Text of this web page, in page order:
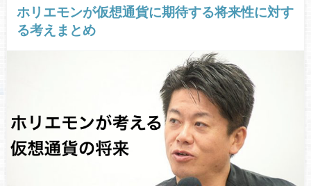
ホリエモンが仮想通貨に期待する将来性に対す
る考えまとめ